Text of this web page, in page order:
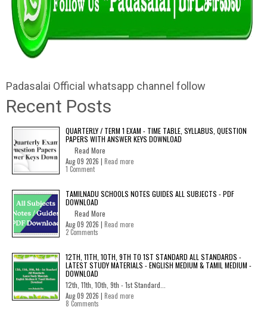
Padasalai Official whatsapp channel follow
Recent Posts
QUARTERLY / TERM 1 EXAM - TIME TABLE, SYLLABUS, QUESTION
PAPERS WITH ANSWER KEYS DOWNLOAD
Read More
Aug 09 2026 | Read more
1 Comment
TAMILNADU SCHOOLS NOTES GUIDES ALL SUBJECTS - PDF
DOWNLOAD
Read More
Aug 09 2026 | Read more
2 Comments
12TH, 11TH, 10TH, 9TH TO 1ST STANDARD ALL STANDARDS -
LATEST STUDY MATERIALS - ENGLISH MEDIUM & TAMIL MEDIUM -
DOWNLOAD
12th, 11th, 10th, 9th - 1st Standard...
Aug 09 2026 | Read more
8 Comments